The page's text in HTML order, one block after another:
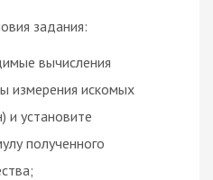
задания:
вычисления
измерения искомых
и установите
полученного